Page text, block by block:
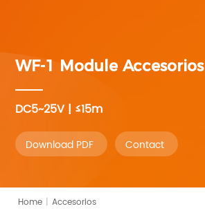
WF-1 ModuleAccesorios
DC5~25V | ≤15m
Download PDF Contact
Home | Accesorios